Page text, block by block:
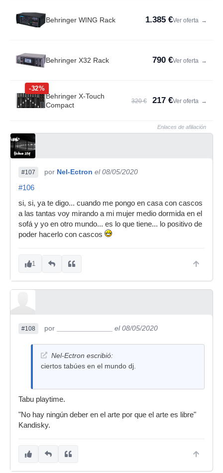
Behringer WING Rack 1.385 €Ver oferta →
Behringer X32 Rack 790 €Ver oferta →
-32%
Behringer X-Touch
Compact
320 € 217 €Ver oferta →
Enlaces de afiliación
#107 por Nel-Ectron el 08/05/2020
#106
si, si, ya te digo... cuando me pongo en casa con cascos
a las tantas voy mirando a mi mujer medio dormida en el
sofá y yo en otro mundo... es lo que tiene... lo positivo de
poder hacerlo con cascos
1
#108 por el 08/05/2020
Nel-Ectron escribió:
ciertos tabúes en el mundo dj.
Tabu playtime.
"No hay ningún deber en el arte por que el arte es libre"
Kandisky.